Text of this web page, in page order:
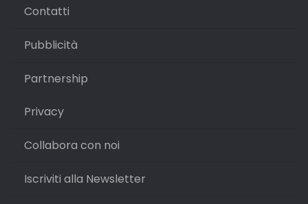
Contatti
Pubblicità
Partnership
Privacy
Collabora con noi
Iscriviti alla Newsletter